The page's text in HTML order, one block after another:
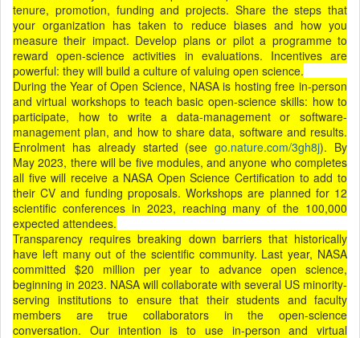
tenure, promotion, funding and projects. Share the steps that
your organization has taken to reduce biases and how you
measure their impact. Develop plans or pilot a programme to
reward open-science activities in evaluations. Incentives are
powerful: they will build a culture of valuing open science.
During the Year of Open Science, NASA is hosting free in-person
and virtual workshops to teach basic open-science skills: how to
participate, how to write a data-management or software-
management plan, and how to share data, software and results.
Enrolment has already started (seego.nature.com/3gh8j). By
May 2023, there will be five modules, and anyone who completes
all five will receive a NASA Open Science Certification to add to
their CV and funding proposals. Workshops are planned for 12
scientific conferences in 2023, reaching many of the 100,000
expected attendees.
Transparency requires breaking down barriers that historically
have left many out of the scientific community. Last year, NASA
committed $20 million per year to advance open science,
beginning in 2023. NASA will collaborate with several US minority-
serving institutions to ensure that their students and faculty
members are true collaborators in the open-science
conversation. Our intention is to use in-person and virtual